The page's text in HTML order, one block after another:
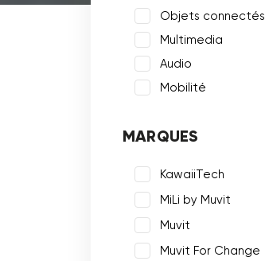
Objets connectés
Multimedia
Audio
Mobilité
MARQUES
KawaiiTech
MiLi by Muvit
Muvit
Muvit For Change